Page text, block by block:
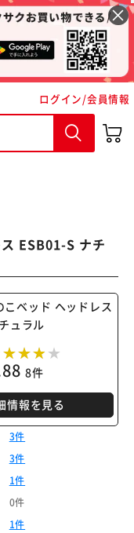
ログイン/会員情報
ESB01-S ナチ
こベッド ヘッドレス
ュラル
8件
情報を見る
3件
3件
1件
0件
1件
入手続きへ